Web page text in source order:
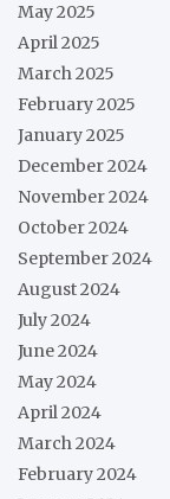
May 2025
April 2025
March 2025
February 2025
January 2025
December 2024
November 2024
October 2024
September 2024
August 2024
July 2024
June 2024
May 2024
April 2024
March 2024
February 2024